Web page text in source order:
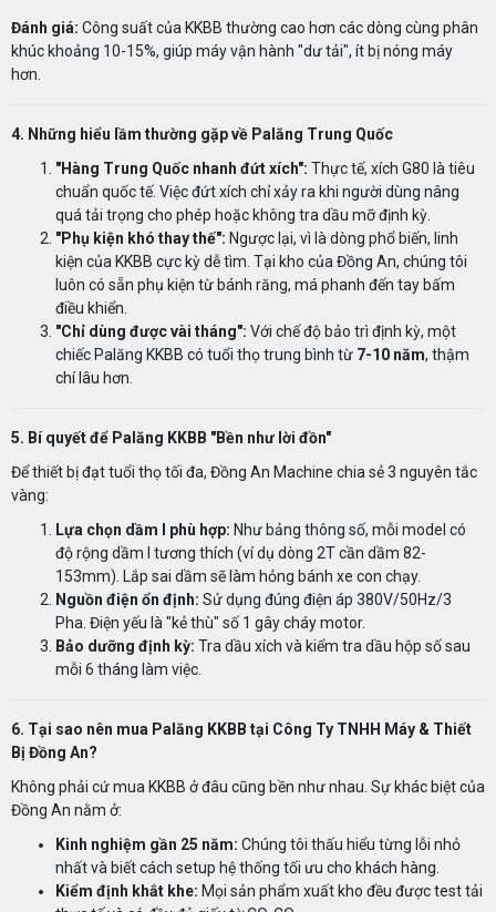
Đánh giá: Công suất của KKBB thường cao hơn các dòng cùng phân
khúc khoảng 10-15%, giúp máy vận hành "dư tải", ít bị nóng máy
hơn.
4. Những hiểu lầm thường gặp về Palăng Trung Quốc
"Hàng Trung Quốc nhanh đứt xích": Thực tế, xích G80 là tiêu
chuẩn quốc tế. Việc đứt xích chỉ xảy ra khi người dùng nâng
quá tải trọng cho phép hoặc không tra dầu mỡ định kỳ.
"Phụ kiện khó thay thế": Ngược lại, vì là dòng phổ biến, linh
kiện của KKBB cực kỳ dễ tìm. Tại kho của Đồng An, chúng tôi
luôn có sẵn phụ kiện từ bánh răng, má phanh đến tay bấm
điều khiển.
"Chỉ dùng được vài tháng": Với chế độ bảo trì định kỳ, một
chiếc Palăng KKBB có tuổi thọ trung bình từ 7-10 năm, thậm
chí lâu hơn.
5. Bí quyết để Palăng KKBB "Bền như lời đồn"
Để thiết bị đạt tuổi thọ tối đa, Đồng An Machine chia sẻ 3 nguyên tắc
vàng:
Lựa chọn dầm I phù hợp: Như bảng thông số, mỗi model có
độ rộng dầm I tương thích (ví dụ dòng 2T cần dầm 82-
153mm). Lắp sai dầm sẽ làm hỏng bánh xe con chạy.
Nguồn điện ổn định: Sử dụng đúng điện áp 380V/50Hz/3
Pha. Điện yếu là "kẻ thù" số 1 gây cháy motor.
Bảo dưỡng định kỳ: Tra dầu xích và kiểm tra dầu hộp số sau
mỗi 6 tháng làm việc.
6. Tại sao nên mua Palăng KKBB tại Công Ty TNHH Máy & Thiết
Bị Đồng An?
Không phải cứ mua KKBB ở đâu cũng bền như nhau. Sự khác biệt của
Đồng An nằm ở:
Kinh nghiệm gần 25 năm: Chúng tôi thấu hiểu từng lỗi nhỏ
nhất và biết cách setup hệ thống tối ưu cho khách hàng.
Kiểm định khắt khe: Mọi sản phẩm xuất kho đều được test tải